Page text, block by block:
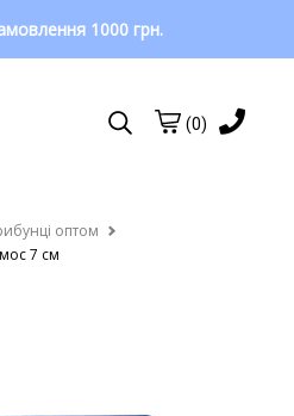
1000 грн.
(0)
оптом
7 см